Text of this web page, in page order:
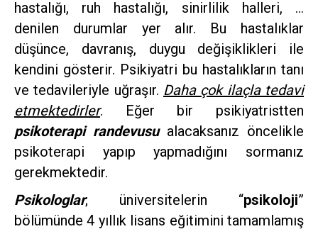
hastalığı, ruh hastalığı, sinirlilik halleri, …
denilen durumlar yer alır. Bu hastalıklar
düşünce, davranış, duygu değişiklikleri ile
kendini gösterir. Psikiyatri bu hastalıkların tanı
ve tedavileriyle uğraşır. Daha çok ilaçla tedavi
etmektedirler. Eğer bir psikiyatristten
psikoterapi randevusualacaksanız öncelikle
psikoterapi yapıp yapmadığını sormanız
gerekmektedir.
Psikologlar; üniversitelerin “psikoloji”
bölümünde 4 yıllık lisans eğitimini tamamlamış